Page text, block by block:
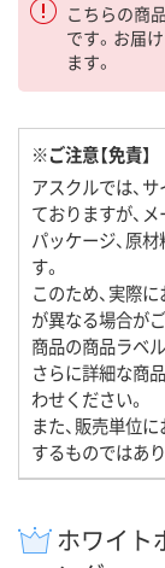
こちらの商
です。お届
ます。
※ご注意【免責】
アスクルでは、
ておりますが、メ
パッケージ、原
す。
このため、実際
が異なる場合が
商品の商品ラベ
さらに詳細な商
わせください。
また、販売単位
するものではあ
ホワイト